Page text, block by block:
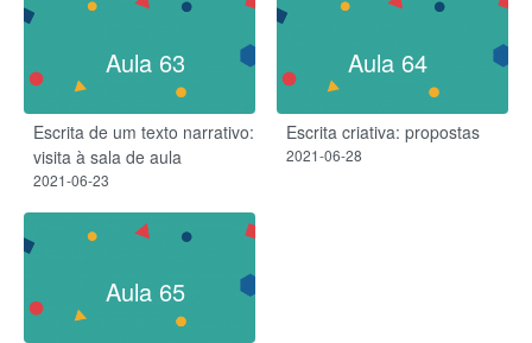
Aula 63
Escrita de um texto narrativo:
visita à sala de aula
2021-06-23
Aula 64
Escrita criativa: propostas
2021-06-28
Aula 65